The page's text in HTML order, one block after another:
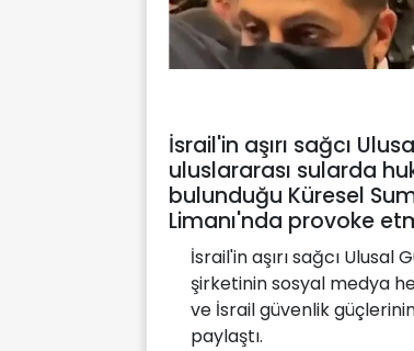
İsrail'in aşırı sağcı
uluslararası sularda
bulunduğu Küresel
Limanı'nda provoke
İsrail'in aşırı sağcı
şirketinin sosyal medya
ve İsrail güvenlik
paylaştı.